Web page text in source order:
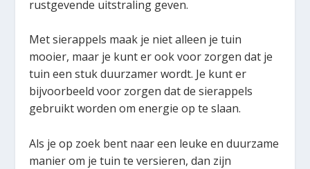
rustgevende uitstraling geven.
Met sierappels maak je niet alleen je tuin
mooier, maar je kunt er ook voor zorgen dat je
tuin een stuk duurzamer wordt. Je kunt er
bijvoorbeeld voor zorgen dat de sierappels
gebruikt worden om energie op te slaan.
Als je op zoek bent naar een leuke en duurzame
manier om je tuin te versieren, dan zijn